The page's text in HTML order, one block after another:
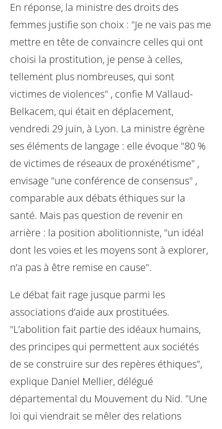
En réponse, la ministre des droits des
femmes justifie son choix : "Je ne vais pas me
mettre en tête de convaincre celles qui ont
choisi la prostitution, je pense à celles,
tellement plus nombreuses, qui sont
victimes de violences" , confie M Vallaud-
Belkacem, qui était en déplacement,
vendredi 29 juin, à Lyon. La ministre égrène
ses éléments de langage : elle évoque "80 %
de victimes de réseaux de proxénétisme" ,
envisage "une conférence de consensus" ,
comparable aux débats éthiques sur la
santé. Mais pas question de revenir en
arrière : la position abolitionniste, "un idéal
dont les voies et les moyens sont à explorer,
n’a pas à être remise en cause".
Le débat fait rage jusque parmi les
associations d’aide aux prostituées.
"L’abolition fait partie des idéaux humains,
des principes qui permettent aux sociétés
de se construire sur des repères éthiques",
explique Daniel Mellier, délégué
départemental du Mouvement du Nid. "Une
loi qui viendrait se mêler des relations